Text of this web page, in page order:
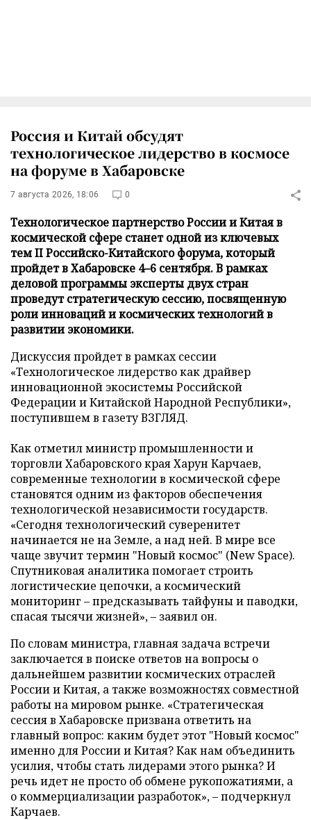
Россия и Китай обсудят
технологическое лидерство в космосе
на форуме в Хабаровске
7 августа 2026, 18:06 0
Технологическое партнерство России и Китая в
космической сфере станет одной из ключевых
тем II Российско-Китайского форума, который
пройдет в Хабаровске 4–6 сентября. В рамках
деловой программы эксперты двух стран
проведут стратегическую сессию, посвященную
роли инноваций и космических технологий в
развитии экономики.
Дискуссия пройдет в рамках сессии
«Технологическое лидерство как драйвер
инновационной экосистемы Российской
Федерации и Китайской Народной Республики»,
поступившем в газету ВЗГЛЯД.
Как отметил министр промышленности и
торговли Хабаровского края Харун Карчаев,
современные технологии в космической сфере
становятся одним из факторов обеспечения
технологической независимости государств.
«Сегодня технологический суверенитет
начинается не на Земле, а над ней. В мире все
чаще звучит термин "Новый космос" (New Space).
Спутниковая аналитика помогает строить
логистические цепочки, а космический
мониторинг – предсказывать тайфуны и паводки,
спасая тысячи жизней», – заявил он.
По словам министра, главная задача встречи
заключается в поиске ответов на вопросы о
дальнейшем развитии космических отраслей
России и Китая, а также возможностях совместной
работы на мировом рынке. «Стратегическая
сессия в Хабаровске призвана ответить на
главный вопрос: каким будет этот "Новый космос"
именно для России и Китая? Как нам объединить
усилия, чтобы стать лидерами этого рынка? И
речь идет не просто об обмене рукопожатиями, а
о коммерциализации разработок», – подчеркнул
Карчаев.